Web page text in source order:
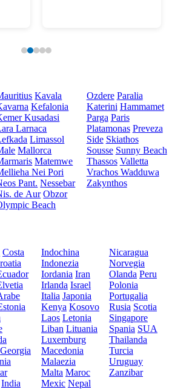
Kavala
Kefalonia
Kusadasi
Larnaca
Limassol
Mallorca
Matemwe
Nei Pori
Pant. Nessebar
de Aur Obzor
Beach
Ozdere Paralia
Katerini Hammamet
Parga Paris
Platamonas Preveza
Side Skiathos
Sousse Sunny Beach
Thassos Valletta
Vrachos Wadduwa
Zakynthos
Costa
Georgia
India
Indochina
Indonezia
Iordania Iran
Irlanda Israel
Italia Japonia
Kenya Kosovo
Laos Letonia
Liban Lituania
Luxemburg
Macedonia
Malaezia
Malta Maroc
Mexic Nepal
Nicaragua
Norvegia
Olanda Peru
Polonia
Portugalia
Rusia Scotia
Singapore
Spania SUA
Thailanda
Turcia
Uruguay
Zanzibar